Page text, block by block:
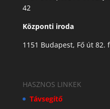
42
Központi iroda
1151 Budapest, Fő út 82.
HASZNOS LINKEK
Távsegítő